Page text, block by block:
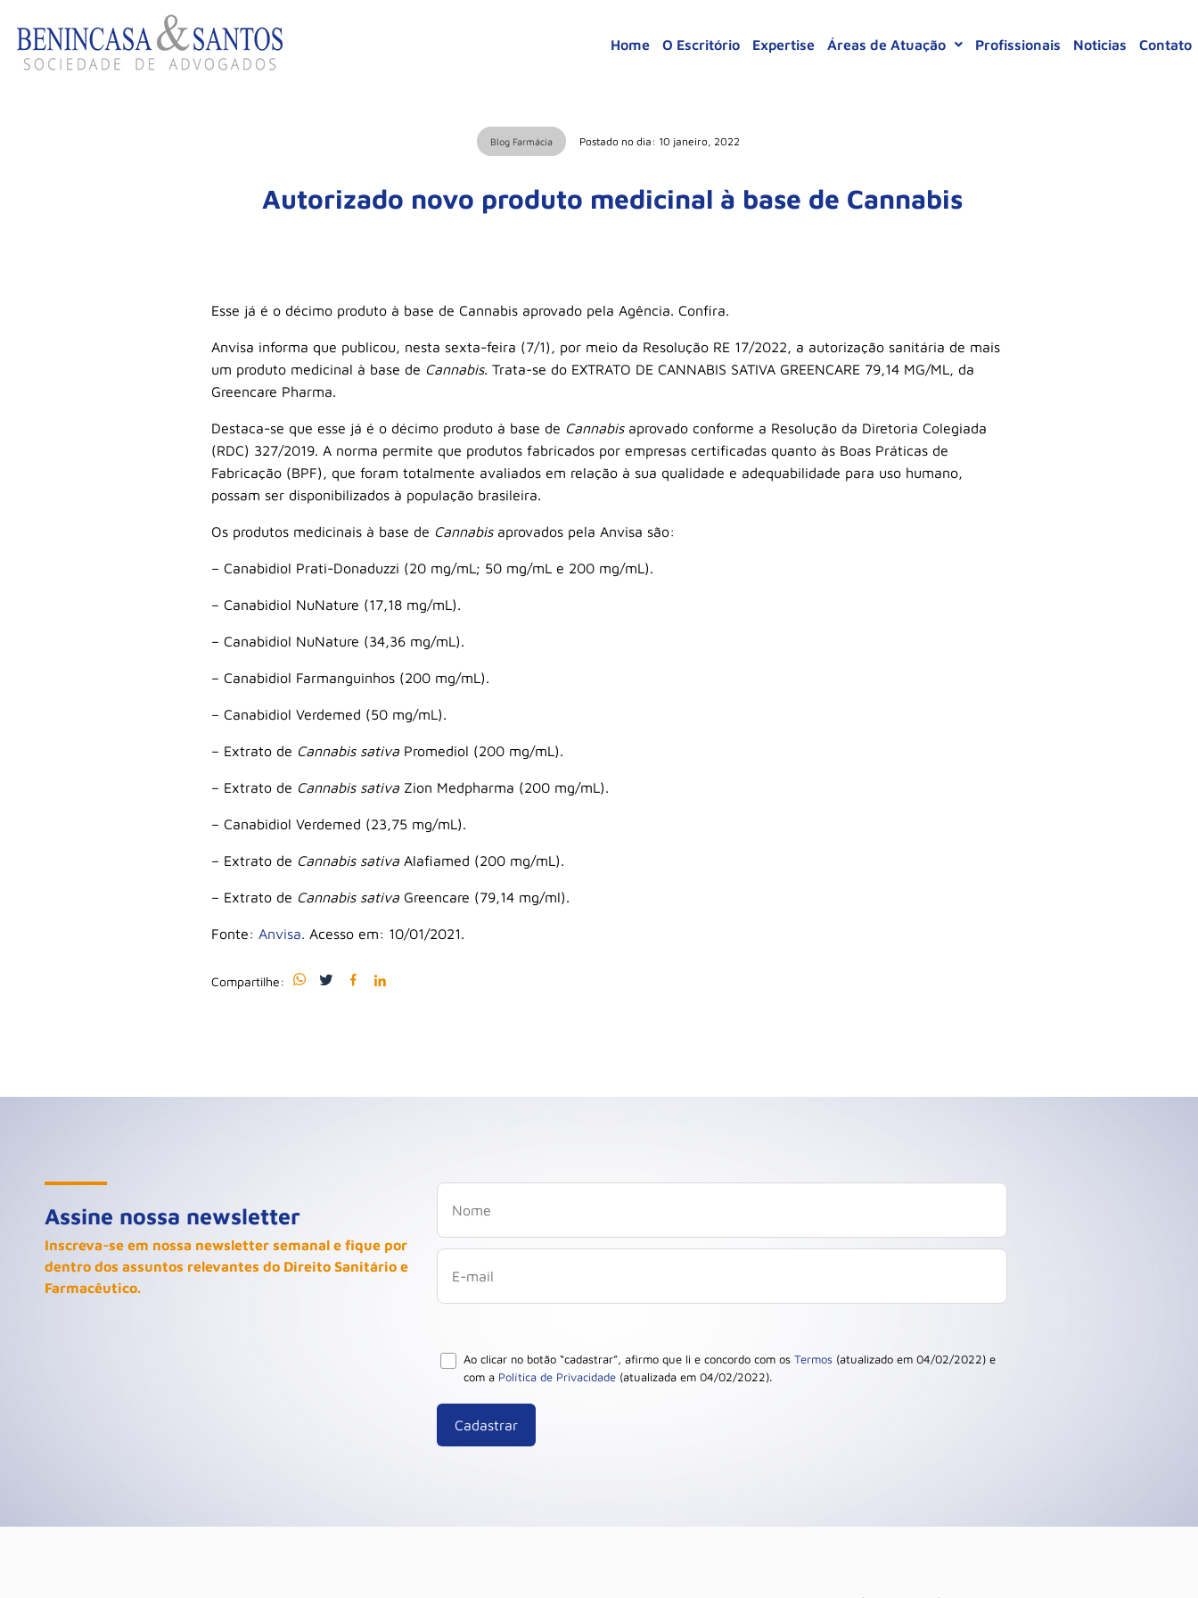
Home O Escritório Expertise Áreas de Atuação Profissionais Noticias Contato
Blog Farmácia Postado no dia: 10 janeiro, 2022
Autorizado novo produto medicinal à base de Cannabis
Esse já é o décimo produto à base de Cannabis aprovado pela Agência. Confira.
Anvisa informa que publicou, nesta sexta-feira (7/1), por meio da Resolução RE 17/2022, a autorização sanitária de mais
um produto medicinal à base de Cannabis. Trata-se do EXTRATO DE CANNABIS SATIVA GREENCARE 79,14 MG/ML, da
Greencare Pharma.
Destaca-se que esse já é o décimo produto à base de Cannabisaprovado conforme a Resolução da Diretoria Colegiada
(RDC) 327/2019. A norma permite que produtos fabricados por empresas certificadas quanto às Boas Práticas de
Fabricação (BPF), que foram totalmente avaliados em relação à sua qualidade e adequabilidade para uso humano,
possam ser disponibilizados à população brasileira.
Os produtos medicinais à base de Cannabisaprovados pela Anvisa são:
– Canabidiol Prati-Donaduzzi (20 mg/mL; 50 mg/mL e 200 mg/mL).
– Canabidiol NuNature (17,18 mg/mL).
– Canabidiol NuNature (34,36 mg/mL).
– Canabidiol Farmanguinhos (200 mg/mL).
– Canabidiol Verdemed (50 mg/mL).
– Extrato de Cannabis sativa Promediol (200 mg/mL).
– Extrato de Cannabis sativa Zion Medpharma (200 mg/mL).
– Canabidiol Verdemed (23,75 mg/mL).
– Extrato de Cannabis sativa Alafiamed (200 mg/mL).
– Extrato de Cannabis sativa Greencare (79,14 mg/ml).
Fonte: Anvisa. Acesso em: 10/01/2021.
Compartilhe:
Assine nossa newsletter
Inscreva-se em nossa newsletter semanal e fique por
dentro dos assuntos relevantes do Direito Sanitário e
Farmacêutico.
Ao clicar no botão “cadastrar”, afirmo que li e concordo com os Termos (atualizado em 04/02/2022) e
com a Política de Privacidade (atualizada em 04/02/2022).